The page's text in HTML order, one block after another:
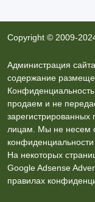
Copyright © 2009-
Администрация
содержание
продаем и не
зарегистрированных
лицам. Мы не несем
На некоторых
Google Adsense
правилах